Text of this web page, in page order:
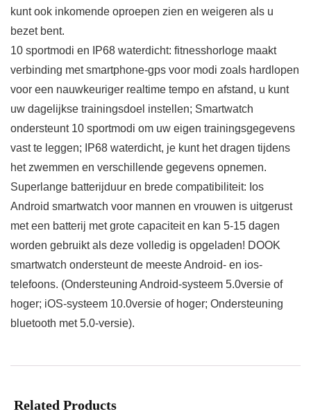
kunt ook inkomende oproepen zien en weigeren als u
bezet bent.
10 sportmodi en IP68 waterdicht: fitnesshorloge maakt
verbinding met smartphone-gps voor modi zoals hardlopen
voor een nauwkeuriger realtime tempo en afstand, u kunt
uw dagelijkse trainingsdoel instellen; Smartwatch
ondersteunt 10 sportmodi om uw eigen trainingsgegevens
vast te leggen; IP68 waterdicht, je kunt het dragen tijdens
het zwemmen en verschillende gegevens opnemen.
Superlange batterijduur en brede compatibiliteit: Ios
Android smartwatch voor mannen en vrouwen is uitgerust
met een batterij met grote capaciteit en kan 5-15 dagen
worden gebruikt als deze volledig is opgeladen! DOOK
smartwatch ondersteunt de meeste Android- en ios-
telefoons. (Ondersteuning Android-systeem 5.0versie of
hoger; iOS-systeem 10.0versie of hoger; Ondersteuning
bluetooth met 5.0-versie).
Related Products